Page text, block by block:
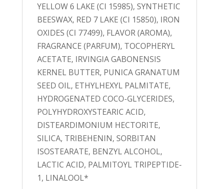
YELLOW 6 LAKE (CI 15985), SYNTHETIC
BEESWAX, RED 7 LAKE (CI 15850), IRON
OXIDES (CI 77499), FLAVOR (AROMA),
FRAGRANCE (PARFUM), TOCOPHERYL
ACETATE, IRVINGIA GABONENSIS
KERNEL BUTTER, PUNICA GRANATUM
SEED OIL, ETHYLHEXYL PALMITATE,
HYDROGENATED COCO-GLYCERIDES,
POLYHYDROXYSTEARIC ACID,
DISTEARDIMONIUM HECTORITE,
SILICA, TRIBEHENIN, SORBITAN
ISOSTEARATE, BENZYL ALCOHOL,
LACTIC ACID, PALMITOYL TRIPEPTIDE-
1, LINALOOL*